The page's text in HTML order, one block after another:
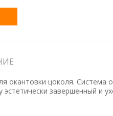
окантовки цоколя. Система
эстетически завершенный и